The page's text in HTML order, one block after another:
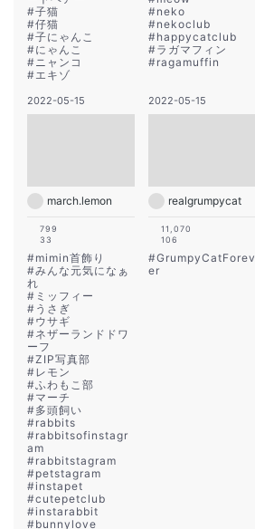
#子猫
#仔猫
#子にゃんこ
#にゃんこ
#ニャンコ
#エキゾ
#neko
#nekoclub
#happycatclub
#ラガマフィン
#ragamuffin
2022-05-15
march.lemon
799
33
#mimin首飾り
#みんな元気になぁ
れ
# ミッフィー
# うさぎ
#ウサギ
#ネザーランドドワ
ーフ
#ZIP写真部
#レモン
#ふわもこ部
#マーチ
#多頭飼い
#rabbits
#rabbitsofinstagr
am
#rabbitstagram
#petstagram
#instapet
#cutepetclub
#instarabbit
#bunnylove
2022-05-15
realgrumpycat
11,070
106
#GrumpyCatForev
er